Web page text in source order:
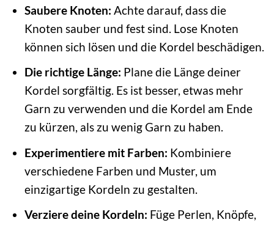
Saubere Knoten: Achte darauf, dass die
Knoten sauber und fest sind. Lose Knoten
können sich lösen und die Kordel beschädigen.
Die richtige Länge: Plane die Länge deiner
Kordel sorgfältig. Es ist besser, etwas mehr
Garn zu verwenden und die Kordel am Ende
zu kürzen, als zu wenig Garn zu haben.
Experimentiere mit Farben: Kombiniere
verschiedene Farben und Muster, um
einzigartige Kordeln zu gestalten.
Verziere deine Kordeln: Füge Perlen, Knöpfe,